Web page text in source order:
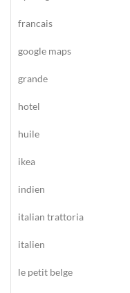
francais
google maps
grande
hotel
huile
ikea
indien
italian trattoria
italien
le petit belge